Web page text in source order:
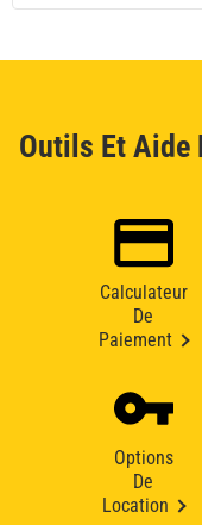
Outils Et Aide
Calculateur
De
Paiement
Options
De
Location